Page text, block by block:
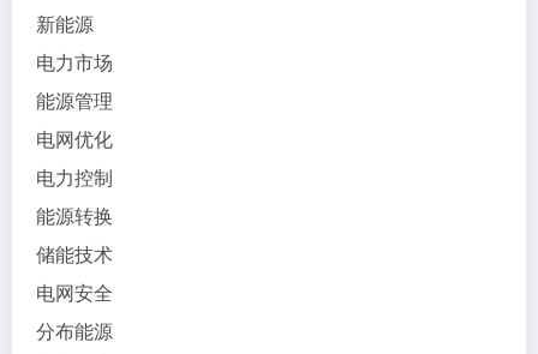
新能源
电力市场
能源管理
电网优化
电力控制
能源转换
储能技术
电网安全
分布能源